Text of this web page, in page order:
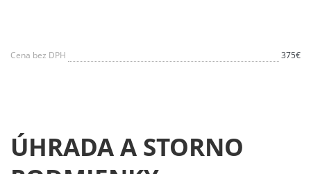
Cena bez DPH 375€
ÚHRADA A STORNO